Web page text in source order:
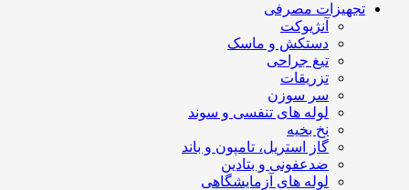
تجهیزات مصرفی
آنژیوکت
دستکش و ماسک
تیغ جراحی
تزریقات
سر سوزن
لوله های تنفسی و سوند
نخ بخیه
گاز استریل، تامپون و باند
ضدعفونی و بتادین
لوله های آزمایشگاهی